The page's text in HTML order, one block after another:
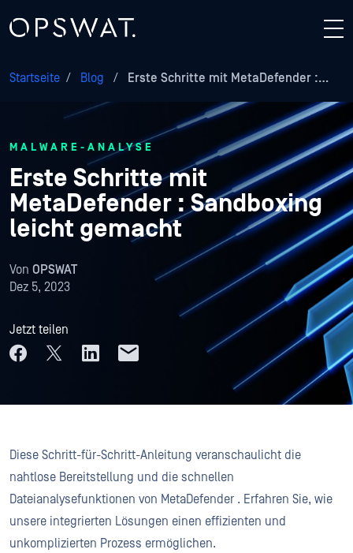
Startseite / Blog / Erste Schritte mit MetaDefender :…
MALWARE-ANALYSE
Erste Schritte mit
MetaDefender : Sandboxing
leicht gemacht
Von OPSWAT
Dez 5, 2023
Jetzt teilen
Diese Schritt-für-Schritt-Anleitung veranschaulicht die
nahtlose Bereitstellung und die schnellen
Dateianalysefunktionen von MetaDefender . Erfahren Sie, wie
unsere integrierten Lösungen einen effizienten und
unkomplizierten Prozess ermöglichen.